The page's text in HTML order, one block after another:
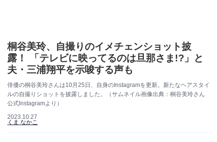
桐谷美玲、自撮りのイメチェンショット披
露！ 「テレビに映ってるのは旦那さま!?」と
夫・三浦翔平を示唆する声も
俳優の桐谷美玲さんは10月25日、自身のInstagramを更新。新たなヘアスタイ
ルの自撮りショットを披露しました。（サムネイル画像出典：桐谷美玲さん
公式Instagramより）
2023.10.27
くま なかこ